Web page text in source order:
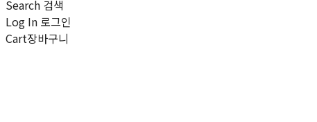
Search 검색
Log In 로그인
Cart장바구니